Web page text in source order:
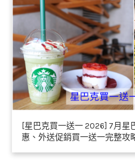
[星巴克買一送一 2026] 7月星
惠、外送促銷買一送一完整攻